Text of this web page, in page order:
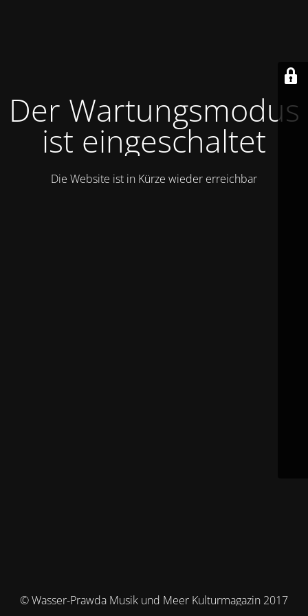
Der Wartungsmodus
ist eingeschaltet
Die Website ist in Kürze wieder erreichbar
© Wasser-Prawda Musik und Meer Kulturmagazin 2017